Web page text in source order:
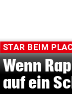
STAR BEIM
Wenn
auf ein